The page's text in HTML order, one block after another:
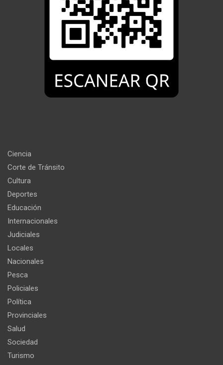
Ciencia
Corte de Tránsito
Cultura
Deportes
Educación
Internacionales
Judiciales
Locales
Nacionales
Pesca
Policiales
Política
Provinciales
Salud
Sociedad
Turismo